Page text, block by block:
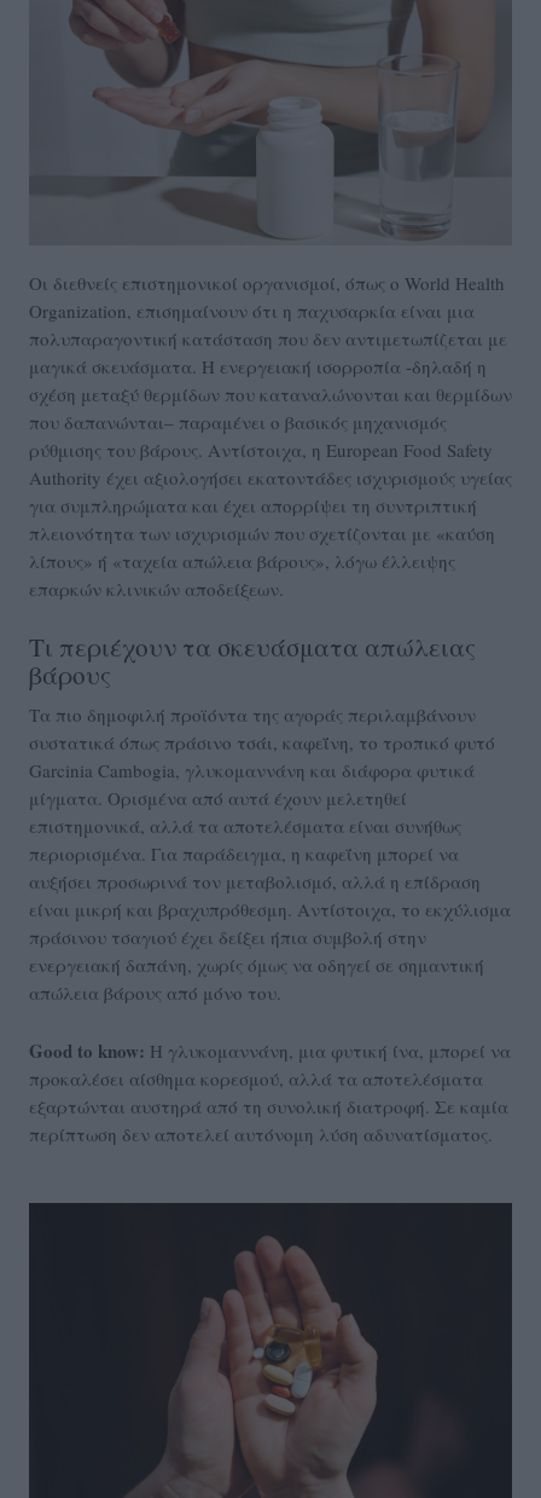
Οι διεθνείς επιστημονικοί οργανισμοί, όπως ο World Health
Organization, επισημαίνουν ότι η παχυσαρκία είναι μια
πολυπαραγοντική κατάσταση που δεν αντιμετωπίζεται με
μαγικά σκευάσματα. Η ενεργειακή ισορροπία -δηλαδή η
σχέση μεταξύ θερμίδων που καταναλώνονται και θερμίδων
που δαπανώνται– παραμένει ο βασικός μηχανισμός
ρύθμισης του βάρους. Αντίστοιχα, η European Food Safety
Authority έχει αξιολογήσει εκατοντάδες ισχυρισμούς υγείας
για συμπληρώματα και έχει απορρίψει τη συντριπτική
πλειονότητα των ισχυρισμών που σχετίζονται με «καύση
λίπους» ή «ταχεία απώλεια βάρους», λόγω έλλειψης
επαρκών κλινικών αποδείξεων.
Τι περιέχουν τα σκευάσματα απώλειας
βάρους
Τα πιο δημοφιλή προϊόντα της αγοράς περιλαμβάνουν
συστατικά όπως πράσινο τσάι, καφεΐνη, το τροπικό φυτό
Garcinia Cambogia, γλυκομαννάνη και διάφορα φυτικά
μίγματα. Ορισμένα από αυτά έχουν μελετηθεί
επιστημονικά, αλλά τα αποτελέσματα είναι συνήθως
περιορισμένα. Για παράδειγμα, η καφεΐνη μπορεί να
αυξήσει προσωρινά τον μεταβολισμό, αλλά η επίδραση
είναι μικρή και βραχυπρόθεσμη. Αντίστοιχα, το εκχύλισμα
πράσινου τσαγιού έχει δείξει ήπια συμβολή στην
ενεργειακή δαπάνη, χωρίς όμως να οδηγεί σε σημαντική
απώλεια βάρους από μόνο του.
Good to know: Η γλυκομαννάνη, μια φυτική ίνα, μπορεί να
προκαλέσει αίσθημα κορεσμού, αλλά τα αποτελέσματα
εξαρτώνται αυστηρά από τη συνολική διατροφή. Σε καμία
περίπτωση δεν αποτελεί αυτόνομη λύση αδυνατίσματος.